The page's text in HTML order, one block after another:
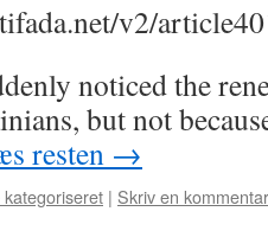
v2/
noticed the
but not
resten →
kategoriseret | Skriv en kommentar